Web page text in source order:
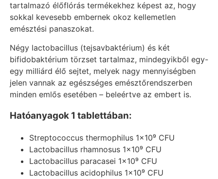
tartalmazó élőflórás termékekhez képest az, hogy
sokkal kevesebb embernek okoz kellemetlen
emésztési panaszokat.
Négy lactobacillus (tejsavbaktérium) és két
bifidobaktérium törzset tartalmaz, mindegyikből egy-
egy milliárd élő sejtet, melyek nagy mennyiségben
jelen vannak az egészséges emésztőrendszerben
minden emlős esetében – beleértve az embert is.
Hatóanyagok 1 tablettában:
Streptococcus thermophilus 1×10⁹ CFU
Lactobacillus rhamnosus 1×10⁹ CFU
Lactobacillus paracasei 1×10⁹ CFU
Lactobacillus acidophilus 1×10⁹ CFU